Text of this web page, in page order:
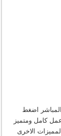
اضغط
عمل كامل ومتميز
الاخرى